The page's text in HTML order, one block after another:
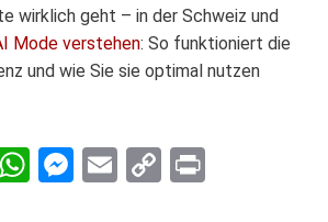
wirklich geht – in der Schweiz und
Mode verstehen: So funktioniert die
und wie Sie sie optimal nutzen
WhatsApp
Messenger
Email
Copy